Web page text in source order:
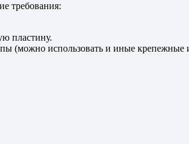
требования:
пластину.
(можно использовать и иные крепежные